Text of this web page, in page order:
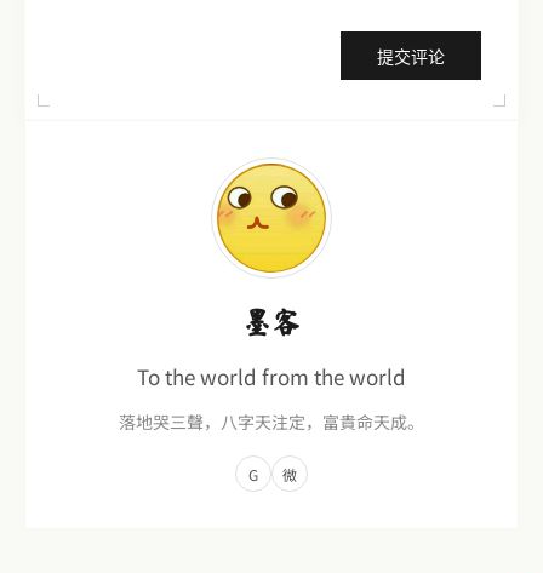
提交评论
墨客
To the world from the world
落地哭三聲，八字天注定，富貴命天成。
G 微